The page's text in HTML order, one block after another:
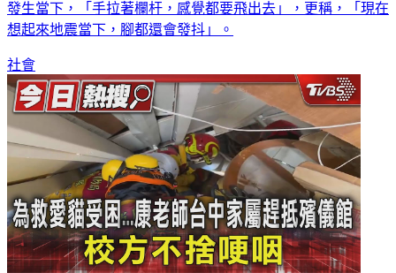
發生當下，「手拉著欄杆，感覺都要飛出去」，更稱，「現在
想起來地震當下，腳都還會發抖」。
社會